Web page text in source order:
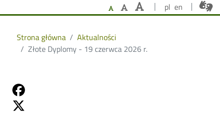
pl en
Strona główna
Aktualności
Złote Dyplomy - 19 czerwca 2026 r.